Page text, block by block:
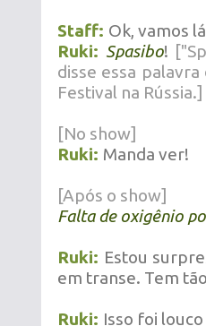
Staff: Ok, vamos
Ruki: Spasibo!
disse essa
Festival na Rússia.]
[No show]
Ruki: Manda ver!
[Após o show]
Falta de oxigênio
Ruki: Estou
em transe. Tem
Ruki: Isso foi